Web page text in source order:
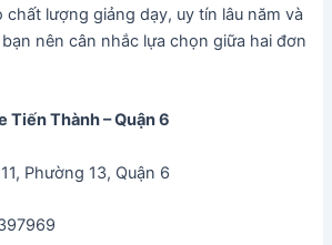
chất lượng giảng dạy, uy tín lâu năm và
nên cân nhắc lựa chọn giữa hai đơn
Tiến Thành – Quận 6
Phường 13, Quận 6